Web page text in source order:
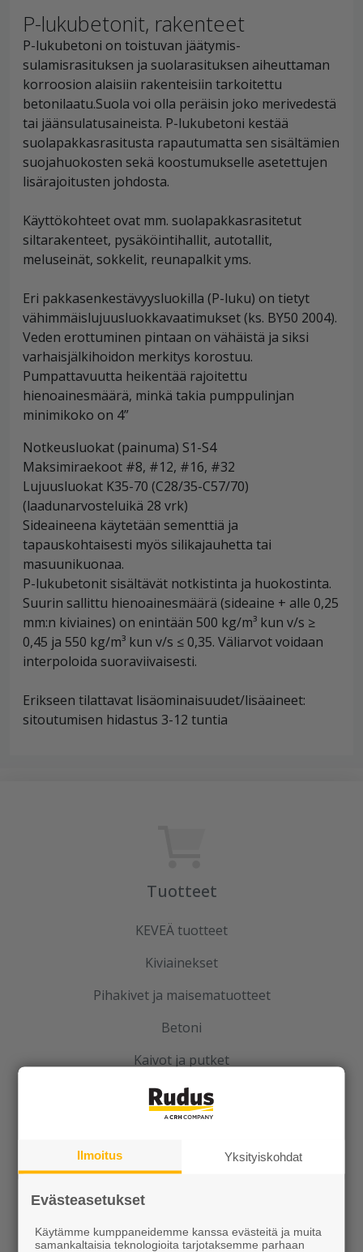
P-lukubetonit, rakenteet
P-lukubetoni on toistuvan jäätymis-
sulamisrasituksen ja suolarasituksen aiheuttaman
korroosion alaisiin rakenteisiin tarkoitettu
betonilaatu.Suola voi olla peräisin joko merivedestä
tai jäänsulatusaineista. P-lukubetoni kestää
suolapakkasrasitusta rapautumatta sen sisältämien
suojahuokosten sekä koostumukselle asetettujen
lisärajoitusten johdosta.
Käyttökohteet ovat mm. suolapakkasrasitetut
siltarakenteet, pysäköintihallit, autotallit,
meluseinät, sokkelit, reunapalkit yms.
Eri pakkasenkestävyysluokilla (P-luku) on tietyt
vähimmäislujuusluokkavaatimukset (ks. BY50 2004).
Veden erottuminen pintaan on vähäistä ja siksi
varhaisjälkihoidon merkitys korostuu.
Pumpattavuutta heikentää rajoitettu
hienoainesmäärä, minkä takia pumppulinjan
minimikoko on 4”
Notkeusluokat (painuma) S1-S4
Maksimiraekoot #8, #12, #16, #32
Lujuusluokat K35-70 (C28/35-C57/70)
(laadunarvosteluikä 28 vrk)
Sideaineena käytetään sementtiä ja
tapauskohtaisesti myös silikajauhetta tai
masuunikuonaa.
P-lukubetonit sisältävät notkistinta ja huokostinta.
Suurin sallittu hienoainesmäärä (sideaine + alle 0,25
mm:n kiviaines) on enintään 500 kg/m³ kun v/s ≥
0,45 ja 550 kg/m³ kun v/s ≤ 0,35. Väliarvot voidaan
interpoloida suoraviivaisesti.
Erikseen tilattavat lisäominaisuudet/lisäaineet:
sitoutumisen hidastus 3-12 tuntia
Tuotteet
KEVEÄ tuotteet
Kiviainekset
Pihakivet ja maisematuotteet
Betoni
Kaivot ja putket
Infraelementit
Porraselementit
Julkisivuelementit
Ilmoitus Yksityiskohdat
Evästeasetukset
Käytämme kumppaneidemme kanssa evästeitä ja muita
samankaltaisia teknologioita tarjotaksemme parhaan